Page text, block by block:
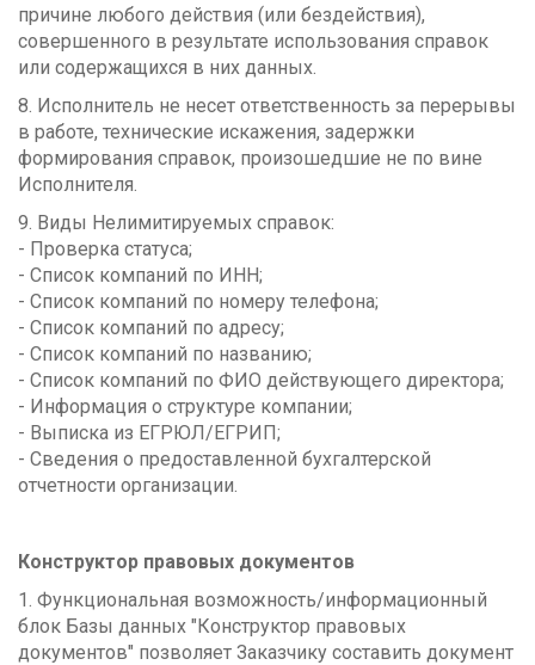
причине любого действия (или бездействия),
совершенного в результате использования справок
или содержащихся в них данных.
8. Исполнитель не несет ответственность за перерывы
в работе, технические искажения, задержки
формирования справок, произошедшие не по вине
Исполнителя.
9. Виды Нелимитируемых справок:
- Проверка статуса;
- Список компаний по ИНН;
- Список компаний по номеру телефона;
- Список компаний по адресу;
- Список компаний по названию;
- Список компаний по ФИО действующего директора;
- Информация о структуре компании;
- Выписка из ЕГРЮЛ/ЕГРИП;
- Сведения о предоставленной бухгалтерской
отчетности организации.
Конструктор правовых документов
1. Функциональная возможность/информационный
блок Базы данных "Конструктор правовых
документов" позволяет Заказчику составить документ